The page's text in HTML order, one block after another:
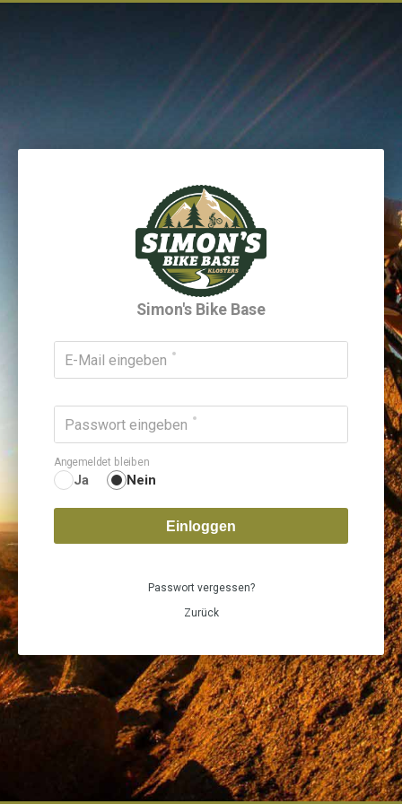
Simon's Bike Base
E-Mail eingeben
Passwort eingeben
Angemeldet bleiben
Ja Nein
Einloggen
Passwort vergessen?
Zurück